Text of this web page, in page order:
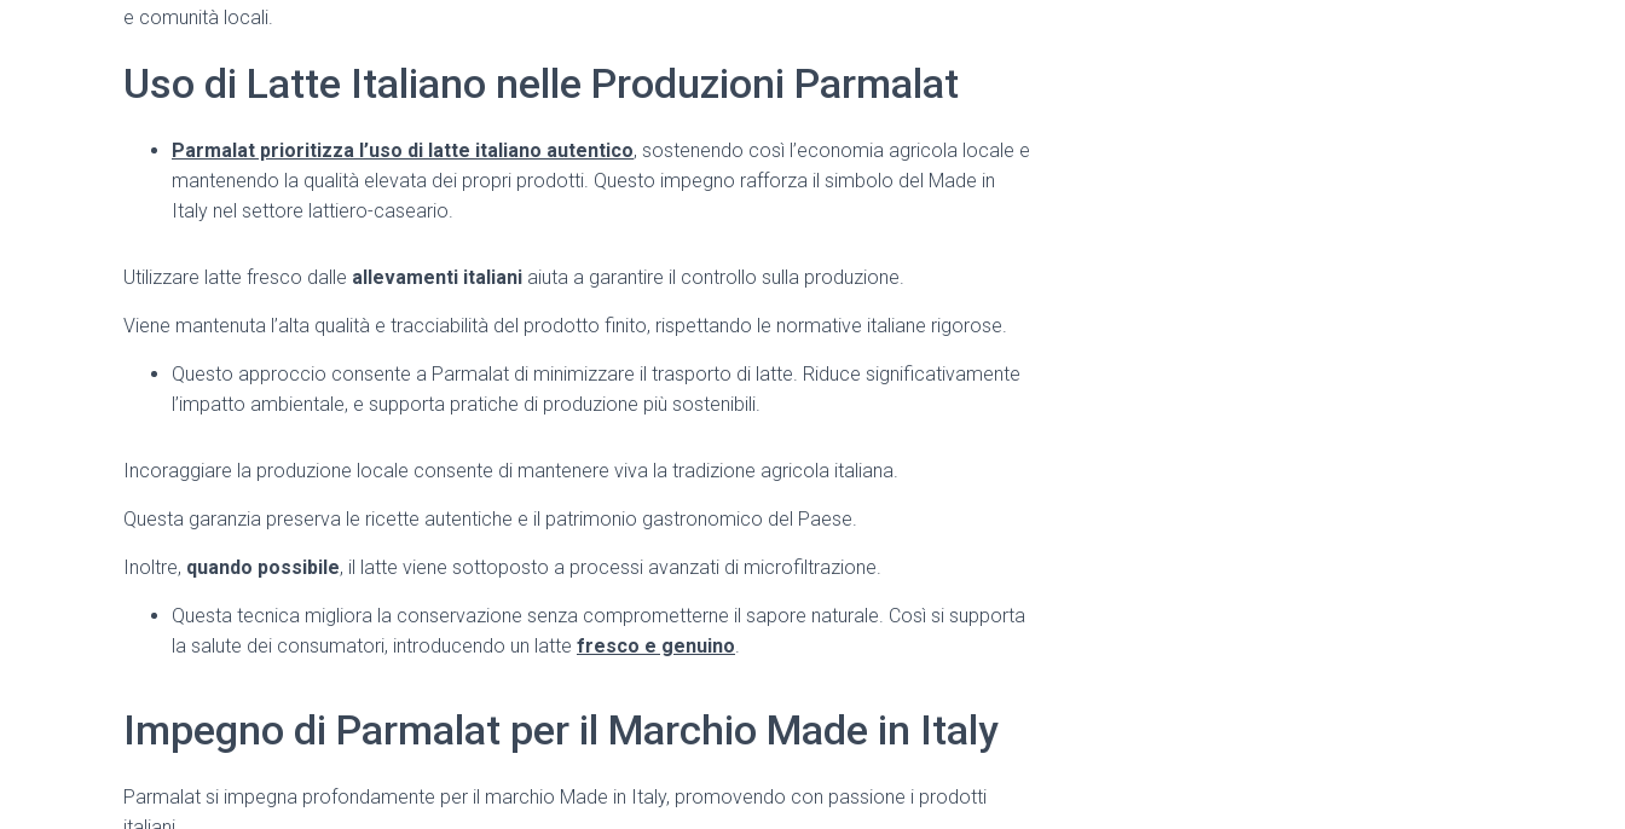
e comunità locali.
Uso di Latte Italiano nelle Produzioni Parmalat
Parmalat prioritizza l’uso di latte italiano autentico, sostenendo così l’economia agricola locale e
mantenendo la qualità elevata dei propri prodotti. Questo impegno rafforza il simbolo del Made in
Italy nel settore lattiero-caseario.
Utilizzare latte fresco dalle allevamenti italiani aiuta a garantire il controllo sulla produzione.
Viene mantenuta l’alta qualità e tracciabilità del prodotto finito, rispettando le normative italiane rigorose.
Questo approccio consente a Parmalat di minimizzare il trasporto di latte. Riduce significativamente
l’impatto ambientale, e supporta pratiche di produzione più sostenibili.
Incoraggiare la produzione locale consente di mantenere viva la tradizione agricola italiana.
Questa garanzia preserva le ricette autentiche e il patrimonio gastronomico del Paese.
Inoltre, quando possibile, il latte viene sottoposto a processi avanzati di microfiltrazione.
Questa tecnica migliora la conservazione senza comprometterne il sapore naturale. Così si supporta
la salute dei consumatori, introducendo un latte fresco e genuino.
Impegno di Parmalat per il Marchio Made in Italy
Parmalat si impegna profondamente per il marchio Made in Italy, promovendo con passione i prodotti